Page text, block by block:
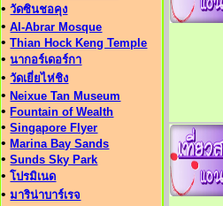
•วัดซินชอคุง
•Al-Abrar Mosque
•Thian Hock Keng Temple
•นากอร์เดอร์กา
•วัดเยี่ยไห่ชิง
•Neixue Tan Museum
•Fountain of Wealth
•Singapore Flyer
•Marina Bay Sands
•Sunds Sky Park
• โปรมิเนด
•มาริน่าบาร์เรจ